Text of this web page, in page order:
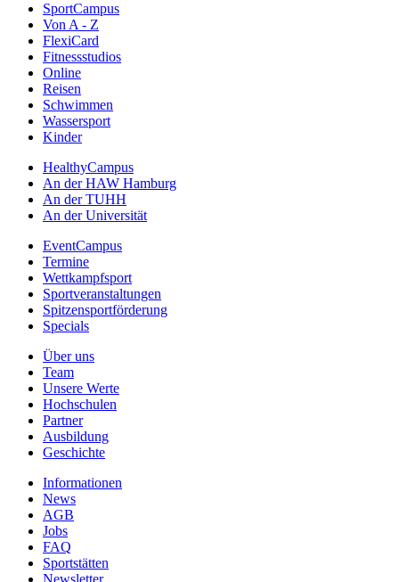
SportCampus
Von A - Z
FlexiCard
Fitnessstudios
Online
Reisen
Schwimmen
Wassersport
Kinder
HealthyCampus
An der HAW Hamburg
An der TUHH
An der Universität
EventCampus
Termine
Wettkampfsport
Sportveranstaltungen
Spitzensportförderung
Specials
Über uns
Team
Unsere Werte
Hochschulen
Partner
Ausbildung
Geschichte
Informationen
News
AGB
Jobs
FAQ
Sportstätten
Newsletter